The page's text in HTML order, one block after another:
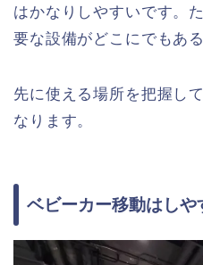
はかなりしやすいです。
要な設備がどこにでもあ
先に使える場所を把握し
なります。
ベビーカー移動はしや